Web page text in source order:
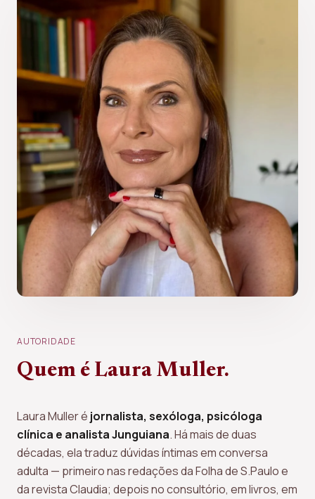
AUTORIDADE
Quem é Laura Muller.
Laura Muller é jornalista, sexóloga, psicóloga
clínica e analista Junguiana. Há mais de duas
décadas, ela traduz dúvidas íntimas em conversa
adulta — primeiro nas redações da Folha de S.Paulo e
da revista Claudia; depois no consultório, em livros, em